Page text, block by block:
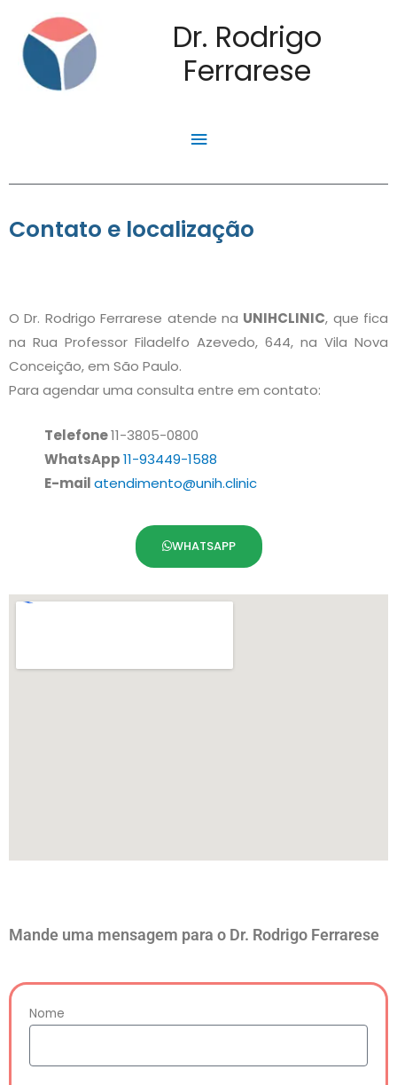
Dr. Rodrigo
Ferrarese
Contato e localização
O Dr. Rodrigo Ferrarese atende na UNIHCLINIC, que fica
na Rua Professor Filadelfo Azevedo, 644, na Vila Nova
Conceição, em São Paulo.
Para agendar uma consulta entre em contato:
Telefone11-3805-0800
WhatsApp11-93449-1588
E-mailatendimento@unih.clinic
WHATSAPP
Mande uma mensagem para o Dr. Rodrigo Ferrarese
Nome